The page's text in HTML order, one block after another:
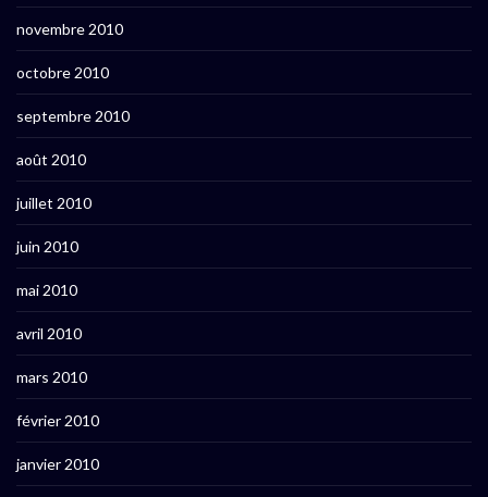
novembre 2010
octobre 2010
septembre 2010
août 2010
juillet 2010
juin 2010
mai 2010
avril 2010
mars 2010
février 2010
janvier 2010